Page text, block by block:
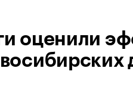
оценили